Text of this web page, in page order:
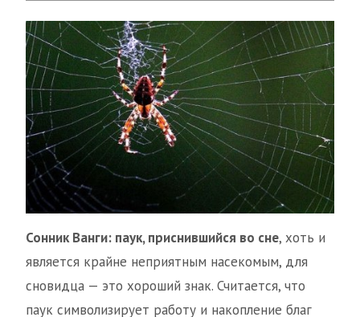
Сонник Ванги: паук, приснившийся во сне, хоть и
является крайне неприятным насекомым, для
сновидца — это хороший знак. Считается, что
паук символизирует работу и накопление благ